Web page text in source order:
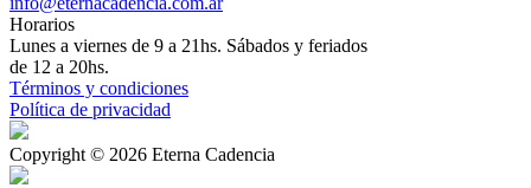
Horarios
Lunes a viernes de 9 a 21hs. Sábados y feriados
de 12 a 20hs.
Términos y condiciones
Política de privacidad
Copyright © 2026 Eterna Cadencia